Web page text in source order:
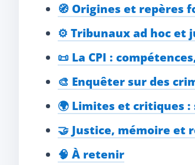
🧭 Origines et repères
⚙️ Tribunaux ad hoc et
📜 La CPI :
🎨 Enquêter sur des
🌍 Limites et critiques
🤝 Justice, mémoire et
🧠 À retenir